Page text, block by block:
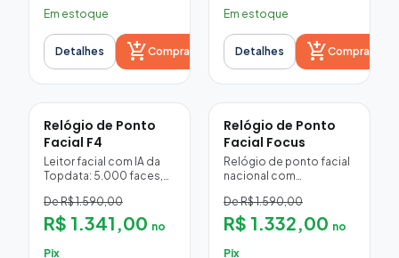
Em estoque
Detalhes add_shopping_cartComprar
Em estoque
Detalhes add_shopping_cartComprar
Relógio de Ponto
Facial F4
Leitor facial com IA da
Topdata: 5.000 faces,
antifraude, câmera
infravermelha para
pouca luz e
identificação em menos
De R$ 1.590,00
R$ 1.341,00 no
Pix
Relógio de Ponto
Facial Focus
Relógio de ponto facial
nacional com
LFD, capacidade para
1.500 faces, display
touch de 3,5'' e
comunicação Wi-
De R$ 1.590,00
R$ 1.332,00 no
Pix